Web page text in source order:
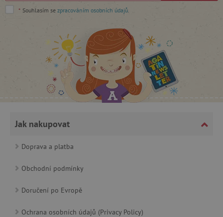
* Souhlasím se zpracováním osobních údajů
Jak nakupovat
Doprava a platba
Obchodní podmínky
Doručení po Evropě
Ochrana osobních údajů (Privacy Policy)
CookieScriptConsent
CookieScript
www.agatinsvet.cz